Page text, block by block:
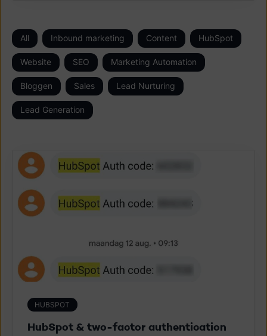
All Inbound marketing Content HubSpot
Website SEO Marketing Automation
Bloggen Sales Lead Nurturing
Lead Generation
HUBSPOT
HubSpot & two-factor authentication